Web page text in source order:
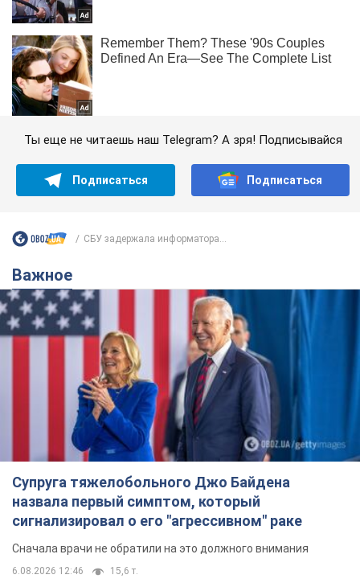
Ты еще не читаешь наш Telegram? А зря! Подписывайся
Подписаться Подписаться
СБУ задержала информатора...
Важное
Супруга тяжелобольного Джо Байдена
назвала первый симптом, который
сигнализировал о его "агрессивном" раке
Сначала врачи не обратили на это должного внимания
6.08.2026 12:46 15,6 т.